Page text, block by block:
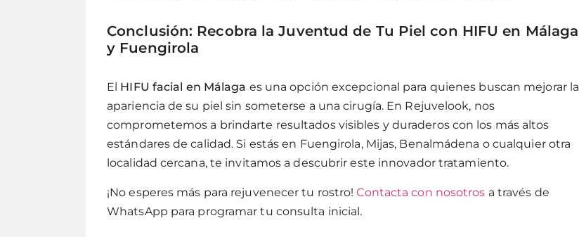
Conclusión: Recobra la Juventud de Tu Piel con HIFU en Málaga
y Fuengirola
El HIFU facial en Málaga es una opción excepcional para quienes buscan mejorar la
apariencia de su piel sin someterse a una cirugía. En Rejuvelook, nos
comprometemos a brindarte resultados visibles y duraderos con los más altos
estándares de calidad. Si estás en Fuengirola, Mijas, Benalmádena o cualquier otra
localidad cercana, te invitamos a descubrir este innovador tratamiento.
¡No esperes más para rejuvenecer tu rostro!Contacta con nosotros a través de
WhatsApp para programar tu consulta inicial.